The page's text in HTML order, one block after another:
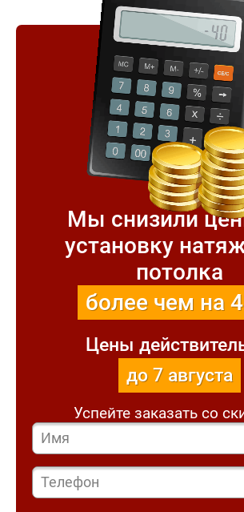
Мы снизили
установку
потолка
более чем на
Цены
до 7 августа
Успейте заказать со